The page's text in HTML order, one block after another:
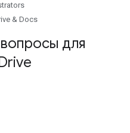
& Docs
для